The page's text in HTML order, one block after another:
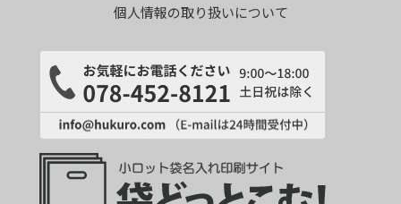
個人情報の取り扱いについて